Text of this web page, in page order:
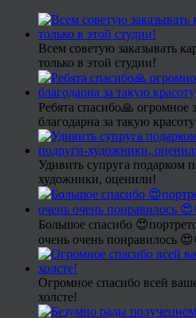
Всем советую заказывать
только в этой студии!
Ребята спасибо🙏 огромное
благодарна за такую
Удивить супруга подарком
художники, оценили!
Большое спасибо
очень очень понравилось
Огромное спасибо всей
холсте!